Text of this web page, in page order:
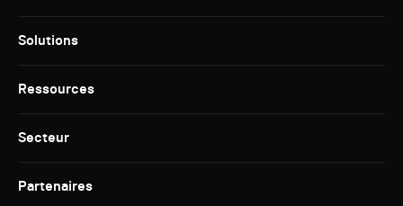
Solutions
Ressources
Secteur
Partenaires